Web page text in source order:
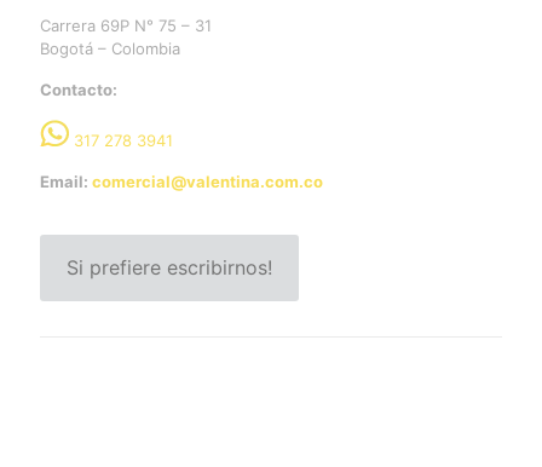
Carrera 69P N° 75 – 31
Bogotá – Colombia
Contacto:
317 278 3941
Email: comercial@valentina.com.co